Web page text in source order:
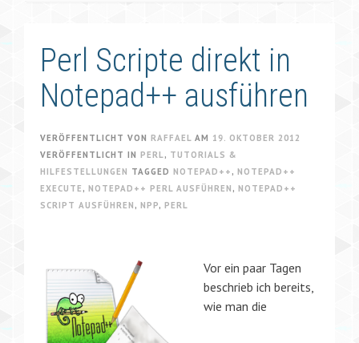
Perl Scripte direkt in
Notepad++ ausführen
VERÖFFENTLICHT VON RAFFAEL AM 19. OKTOBER 2012
VERÖFFENTLICHT IN PERL, TUTORIALS &
HILFESTELLUNGEN TAGGED NOTEPAD++ , NOTEPAD++
EXECUTE , NOTEPAD++ PERL AUSFÜHREN , NOTEPAD++
SCRIPT AUSFÜHREN , NPP, PERL
Vor ein paar Tagen
beschrieb ich bereits,
wie man die